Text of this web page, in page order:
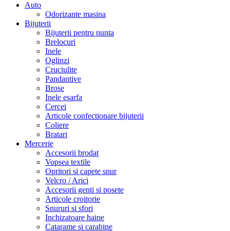
Auto
Odorizante masina
Bijuterii
Bijuterii pentru nunta
Brelocuri
Inele
Oglinzi
Cruciulite
Pandantive
Brose
Inele esarfa
Cercei
Articole confectionare bijuterii
Coliere
Bratari
Mercerie
Accesorii brodat
Vopsea textile
Opritori si capete snur
Velcro / Arici
Accesorii genti si posete
Articole croitorie
Snururi si sfori
Inchizatoare haine
Catarame si carabine